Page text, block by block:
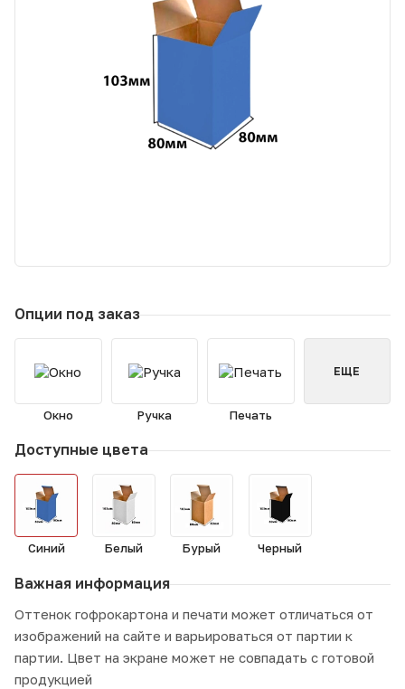
Опции под заказ
Окно Ручка Печать
ЕЩЕ
Доступные цвета
Синий Белый Бурый Черный
Важная информация
Оттенок гофрокартона и печати может отличаться от
изображений на сайте и варьироваться от партии к
партии. Цвет на экране может не совпадать с готовой
продукцией